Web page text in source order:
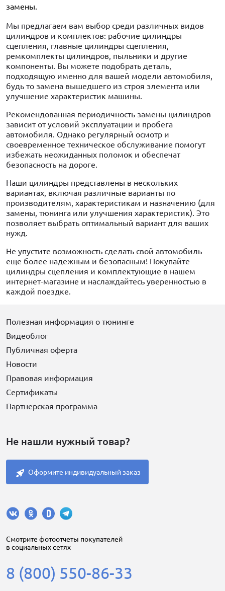
замены.
Мы предлагаем вам выбор среди различных видов
цилиндров и комплектов: рабочие цилиндры
сцепления, главные цилиндры сцепления,
ремкомплекты цилиндров, пыльники и другие
компоненты. Вы можете подобрать деталь,
подходящую именно для вашей модели автомобиля,
будь то замена вышедшего из строя элемента или
улучшение характеристик машины.
Рекомендованная периодичность замены цилиндров
зависит от условий эксплуатации и пробега
автомобиля. Однако регулярный осмотр и
своевременное техническое обслуживание помогут
избежать неожиданных поломок и обеспечат
безопасность на дороге.
Наши цилиндры представлены в нескольких
вариантах, включая различные варианты по
производителям, характеристикам и назначению (для
замены, тюнинга или улучшения характеристик). Это
позволяет выбрать оптимальный вариант для ваших
нужд.
Не упустите возможность сделать свой автомобиль
еще более надежным и безопасным! Покупайте
цилиндры сцепления и комплектующие в нашем
интернет-магазине и наслаждайтесь уверенностью в
каждой поездке.
Полезная информация о тюнинге
Видеоблог
Публичная оферта
Новости
Правовая информация
Сертификаты
Партнерская программа
Не нашли нужный товар?
Оформите индивидуальный заказ
Cмотрите фотоотчеты покупателей
в социальных сетях
8 (800) 550-86-33